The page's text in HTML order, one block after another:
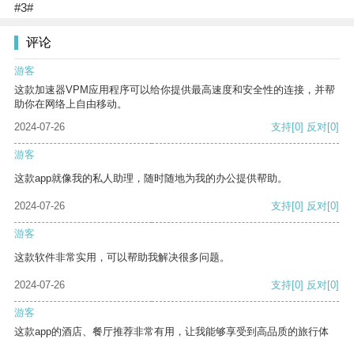
#3#
评论
游客
这款加速器VPM应用程序可以给你提供最高速度和安全性的连接，并帮
助你在网络上自由移动。
2024-07-26
支持[0] 反对[0]
游客
这款app就像我的私人助理，随时随地为我的办公提供帮助。
2024-07-26 支持[0] 反对[0]
游客
这款软件非常实用，可以帮助我解决很多问题。
2024-07-26 支持[0] 反对[0]
游客
这款app的酒店、餐厅推荐非常有用，让我能够享受到高品质的旅行体